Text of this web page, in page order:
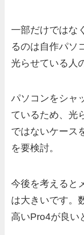
一部だけではな
るのは自作パソ
光らせている人
パソコンをシャ
ているため、光
ではないケース
を要検討。
今後を考えると
は大きいです。
高いPro4が良い